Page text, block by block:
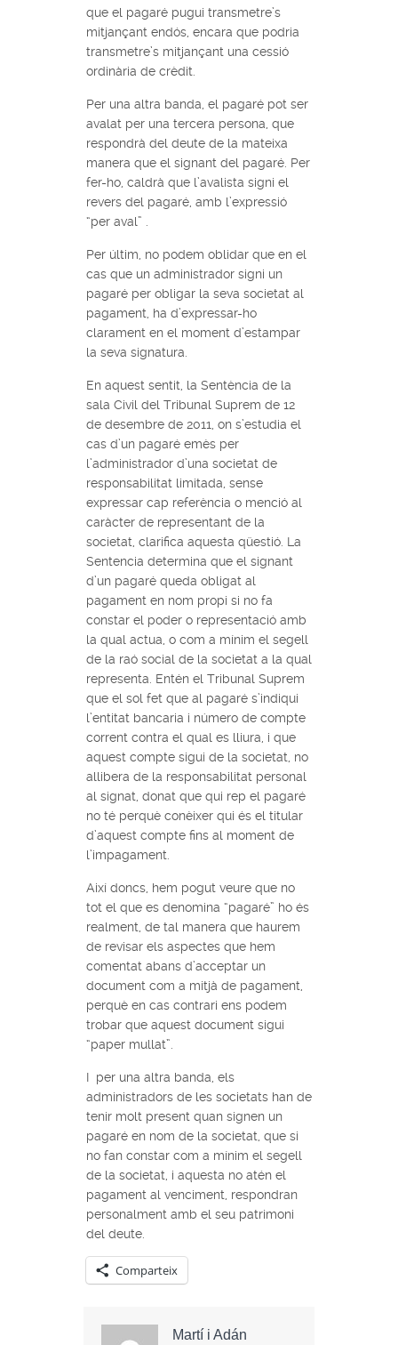
que el pagaré pugui transmetre’s
mitjançant endós, encara que podria
transmetre’s mitjançant una cessió
ordinària de crèdit.
Per una altra banda, el pagaré pot ser
avalat per una tercera persona, que
respondrà del deute de la mateixa
manera que el signant del pagaré. Per
fer-ho, caldrà que l’avalista signi el
revers del pagaré, amb l’expressió
“per aval” .
Per últim, no podem oblidar que en el
cas que un administrador signi un
pagaré per obligar la seva societat al
pagament, ha d’expressar-ho
clarament en el moment d’estampar
la seva signatura.
En aquest sentit, la Sentència de la
sala Civil del Tribunal Suprem de 12
de desembre de 2011, on s’estudia el
cas d’un pagaré emès per
l’administrador d’una societat de
responsabilitat limitada, sense
expressar cap referència o menció al
caràcter de representant de la
societat, clarifica aquesta qüestió. La
Sentencia determina que el signant
d’un pagaré queda obligat al
pagament en nom propi si no fa
constar el poder o representació amb
la qual actua, o com a mínim el segell
de la raó social de la societat a la qual
representa. Entén el Tribunal Suprem
que el sol fet que al pagaré s’indiqui
l’entitat bancaria i número de compte
corrent contra el qual es lliura, i que
aquest compte sigui de la societat, no
allibera de la responsabilitat personal
al signat, donat que qui rep el pagaré
no té perquè conèixer qui és el titular
d’aquest compte fins al moment de
l’impagament.
Així doncs, hem pogut veure que no
tot el que es denomina “pagaré” ho és
realment, de tal manera que haurem
de revisar els aspectes que hem
comentat abans d’acceptar un
document com a mitjà de pagament,
perquè en cas contrari ens podem
trobar que aquest document sigui
“paper mullat”.
I per una altra banda, els
administradors de les societats han de
tenir molt present quan signen un
pagaré en nom de la societat, que si
no fan constar com a mínim el segell
de la societat, i aquesta no atén el
pagament al venciment, respondran
personalment amb el seu patrimoni
del deute.
Comparteix
Martí i Adán